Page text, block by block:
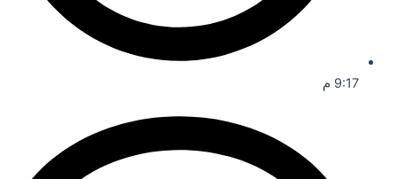
9:17 م